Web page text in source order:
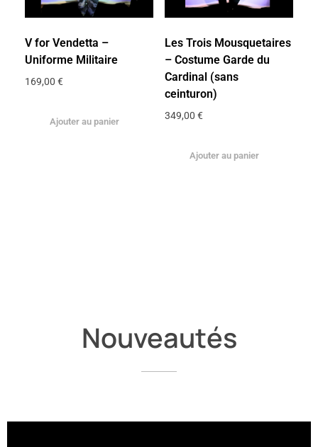
V for Vendetta –
Uniforme Militaire
169,00 €
Ajouter au panier
Les Trois Mousquetaires
– Costume Garde du
Cardinal (sans
ceinturon)
349,00 €
Ajouter au panier
Nouveautés